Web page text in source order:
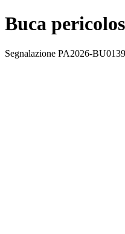
Buca
Segnalazione PA2026-